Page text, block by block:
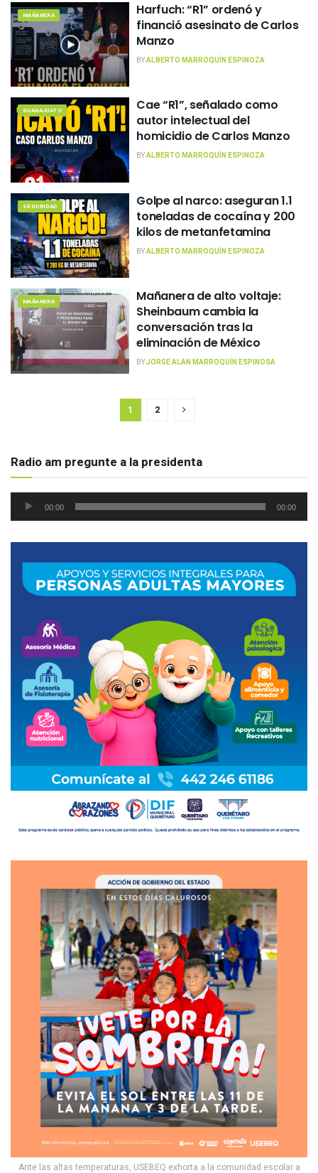
MAÑANERA
Harfuch: “R1” ordenó y
financió asesinato de Carlos
Manzo
BYALBERTO MARROQUÍN ESPINOZA
GUANAJUATO
Cae “R1”, señalado como
autor intelectual del
homicidio de Carlos Manzo
BYALBERTO MARROQUÍN ESPINOZA
SEGURIDAD
Golpe al narco: aseguran 1.1
toneladas de cocaína y 200
kilos de metanfetamina
BYALBERTO MARROQUÍN ESPINOZA
MAÑANERA
Mañanera de alto voltaje:
Sheinbaum cambia la
conversación tras la
eliminación de México
BYJORGE ALAN MARROQUÍN ESPINOSA
1 2
Radio am pregunte a la presidenta
Reproductor
00:00 00:00
Ante las altas temperaturas, USEBEQ exhorta a la comunidad escolar a